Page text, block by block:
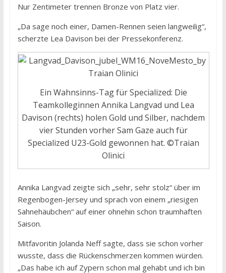
Nur Zentimeter trennen Bronze von Platz vier.
„Da sage noch einer, Damen-Rennen seien langweilig“,
scherzte Lea Davison bei der Pressekonferenz.
Ein Wahnsinns-Tag für Specialized: Die
Teamkolleginnen Annika Langvad und Lea
Davison (rechts) holen Gold und Silber, nachdem
vier Stunden vorher Sam Gaze auch für
Specialized U23-Gold gewonnen hat. ©Traian
Olinici
Annika Langvad zeigte sich „sehr, sehr stolz“ über im
Regenbogen-Jersey und sprach von einem „riesigen
Sahnehäubchen“ auf einer ohnehin schon traumhaften
Saison.
Mitfavoritin Jolanda Neff sagte, dass sie schon vorher
wusste, dass die Rückenschmerzen kommen würden.
„Das habe ich auf Zypern schon mal gehabt und ich bin